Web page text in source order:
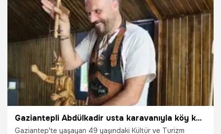
Gündem
Gaziantepli Abdülkadir usta karavanıyla köy köy gezip çocukların hayallerini ahşaba kazıyor!
Gaziantep'te yaşayan 49 yaşındaki Kültür ve Turizm